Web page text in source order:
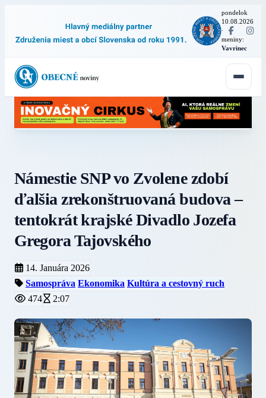
pondelok
10.08.2026
·
meniny:
Vavrinec
Námestie SNP vo Zvolene zdobí
ďalšia zrekonštruovaná budova –
tentokrát krajské Divadlo Jozefa
Gregora Tajovského
14. Januára 2026
Samospráva Ekonomika Kultúra a cestovný ruch
474
2:07